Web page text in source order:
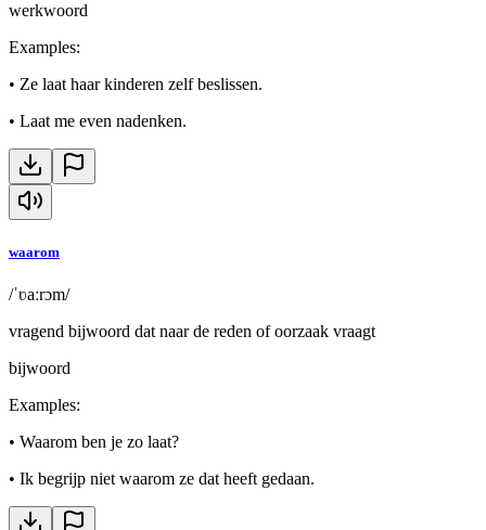
werkwoord
Examples:
• Ze laat haar kinderen zelf beslissen.
• Laat me even nadenken.
waarom
/ˈʋaːrɔm/
vragend bijwoord dat naar de reden of oorzaak vraagt
bijwoord
Examples:
• Waarom ben je zo laat?
• Ik begrijp niet waarom ze dat heeft gedaan.